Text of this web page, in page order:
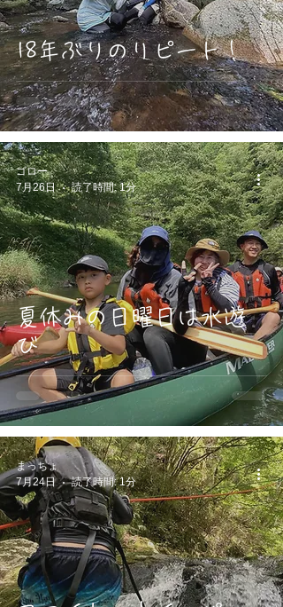
18年ぶりのリピート！
夏休みの日曜日は水遊
び
ゴロー
7月26日
読了時間: 1分
まっちょ
7月24日
読了時間: 1分